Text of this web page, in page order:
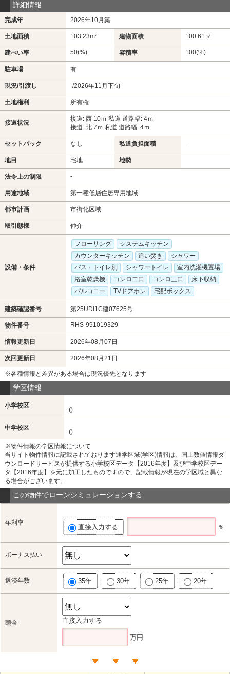
詳細情報
完成年 2026年10月築
土地面積 103.23m² 建物面積 100.61㎡
建ぺい率 50(%) 容積率 100(%)
駐車場 有
現況/引渡し -/2026年11月下旬
土地権利 所有権
接道状況
接道: 西 10ｍ 私道 道路幅: 4ｍ
接道: 北 7ｍ 私道 道路幅: 4ｍ
セットバック なし 私道負担面積 -
地目 宅地 地勢
法令上の制限 -
用途地域 第一種低層住居専用地域
都市計画 市街化区域
取引態様 仲介
設備・条件
フローリング
システムキッチン
カウンターキッチン
追い焚き
シャワー
バス・トイレ別
シャワートイレ
室内洗濯機置場
浴室乾燥機
コンロ二口 コンロ三口
床下収納
バルコニー
TVドアホン 宅配ボックス
建築確認番号 第25UDI1C建07625号
物件番号 RHS-991019329
情報更新日 2026年08月07日
次回更新日 2026年08月21日
※各種情報と差異がある場合は現況優先となります
学区情報
小学校区
()
中学校区
()
※物件情報の学区情報について
当サイト物件情報に記載されております通学区域(学区)情報は、国土数値情報ダ
ウンロードサービスが提供する小学校区データ【2016年度】及び中学校区デー
タ【2016年度】を元に加工したものですので、記載情報が現在の学区域と異な
る場合がございます。
この物件でローンシミュレーションする
年利率
直接入力する ％
ボーナス払い
返済年数 35年 30年 25年 20年
頭金 直接入力する
万円